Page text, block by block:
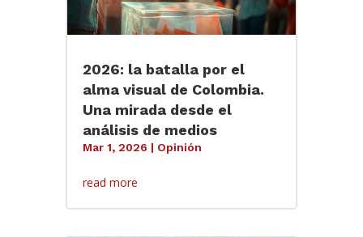
2026: la batalla por el
alma visual de Colombia.
Una mirada desde el
análisis de medios
Mar 1, 2026 | Opinión
read more